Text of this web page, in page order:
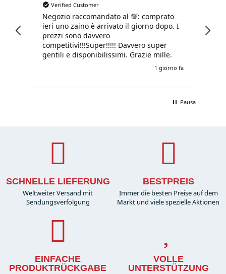
Verified Customer
Negozio raccomandato al 💯: comprato
ieri uno zaino è arrivato il giorno dopo. I
prezzi sono davvero
competitivi!!!Super!!!!! Davvero super
gentili e disponibilissimi. Grazie mille.
1 giorno fa
Pausa
SCHNELLE LIEFERUNG
Weltweiter Versand mit
Sendungsverfolgung
BESTPREIS
Immer die besten Preise auf dem
Markt und viele spezielle Aktionen
EINFACHE
PRODUKTRÜCKGABE
VOLLE
UNTERSTÜTZUNG